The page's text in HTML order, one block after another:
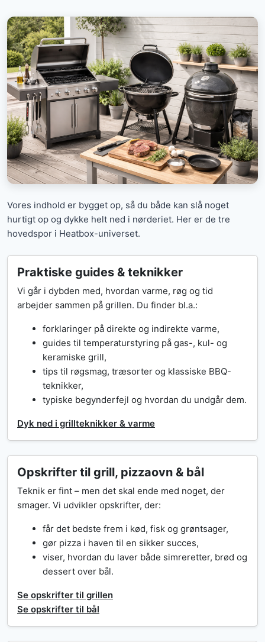
Vores indhold er bygget op, så du både kan slå noget
hurtigt op og dykke helt ned i nørderiet. Her er de tre
hovedspor i Heatbox-universet.
Praktiske guides & teknikker
Vi går i dybden med, hvordan varme, røg og tid
arbejder sammen på grillen. Du finder bl.a.:
forklaringer på direkte og indirekte varme,
guides til temperaturstyring på gas-, kul- og
keramiske grill,
tips til røgsmag, træsorter og klassiske BBQ-
teknikker,
typiske begynderfejl og hvordan du undgår dem.
Dyk ned i grillteknikker & varme
Opskrifter til grill, pizzaovn & bål
Teknik er fint – men det skal ende med noget, der
smager. Vi udvikler opskrifter, der:
får det bedste frem i kød, fisk og grøntsager,
gør pizza i haven til en sikker succes,
viser, hvordan du laver både simreretter, brød og
dessert over bål.
Se opskrifter til grillen
Se opskrifter til bål